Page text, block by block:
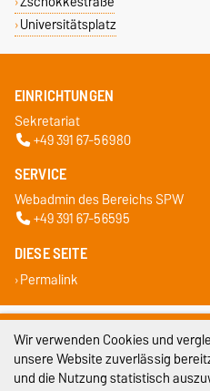
Universitätsplatz
EINRICHTUNGEN
Sekretariat
+49 391 67-56980
SERVICE
Webadmin des Bereichs SPW
+49 391 67-56595
DIESE SEITE
Permalink
Wir verwenden Cookies und
unsere Website zuverlässig
und die Nutzung statistisch